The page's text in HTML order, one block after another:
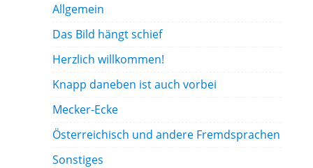
Allgemein
Das Bild hängt schief
Herzlich willkommen!
Knapp daneben ist auch vorbei
Mecker-Ecke
Österreichisch und andere Fremdsprachen
Sonstiges